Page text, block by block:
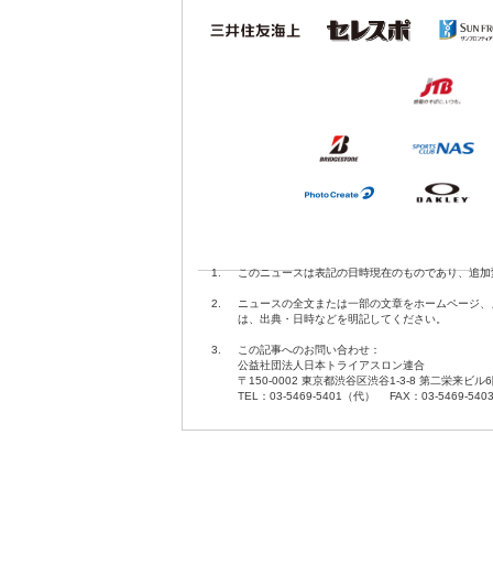
1. このニュースは表記の日時現在のものであり、追
2.
ニュースの全文または一部の文章をホームページ
は、出典・日時などを明記してください。
3.
この記事へのお問い合わせ：
公益社団法人日本トライアスロン連合
〒150-0002 東京都渋谷区渋谷1-3-8 第二栄来ビル
TEL：03-5469-5401（代） FAX：03-5469-